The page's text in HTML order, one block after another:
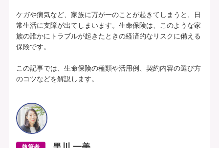
ケガや病気など、家族に万が一のことが起きてしまうと、日
常生活に支障が出てしまいます。生命保険は、このような家
族の誰かにトラブルが起きたときの経済的なリスクに備える
保険です。
この記事では、生命保険の種類や活用例、契約内容の選び方
のコツなどを解説します。